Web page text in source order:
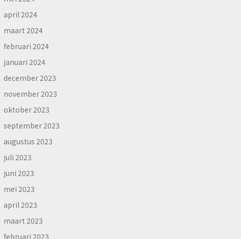
april 2024
maart 2024
februari 2024
januari 2024
december 2023
november 2023
oktober 2023
september 2023
augustus 2023
juli 2023
juni 2023
mei 2023
april 2023
maart 2023
februari 2023